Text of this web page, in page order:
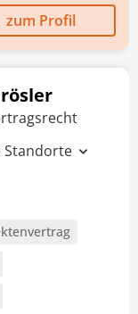
zum Profil
Standorte